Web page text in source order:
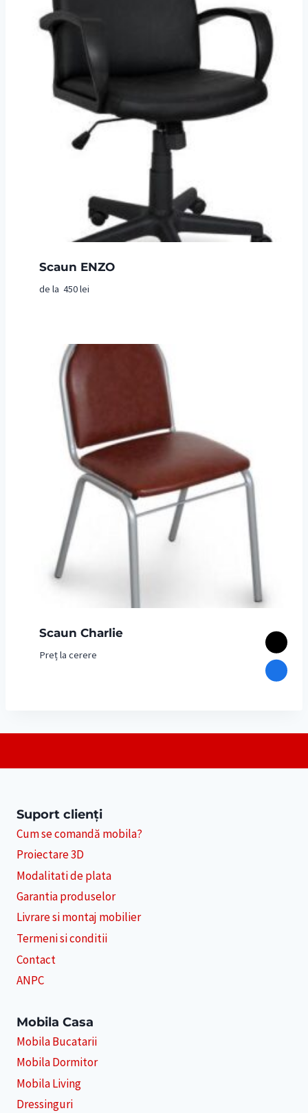
Scaun ENZO
de la 450lei
Scaun Charlie
Preț la cerere
Suport clienți
Cum se comandă mobila?
Proiectare 3D
Modalitati de plata
Garantia produselor
Livrare si montaj mobilier
Termeni si conditii
Contact
ANPC
Mobila Casa
Mobila Bucatarii
Mobila Dormitor
Mobila Living
Dressinguri